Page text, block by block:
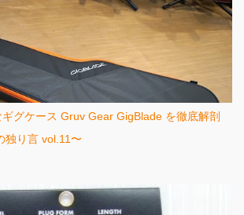
グケース Gruv Gear GigBlade を徹底解剖
独り言 vol.11〜